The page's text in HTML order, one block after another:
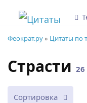
Феократ.ру» Цитаты по
Страсти 26
Сортировка